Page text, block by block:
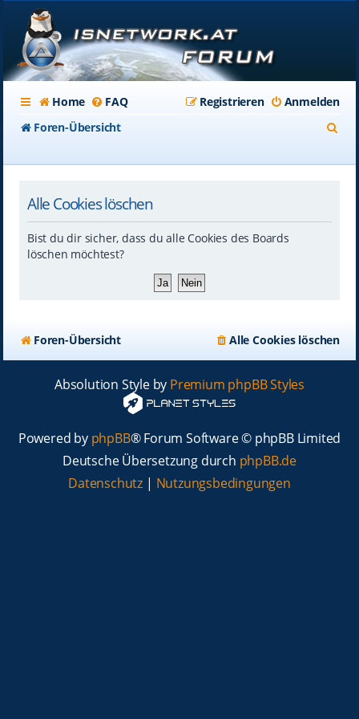
Home FAQ Anmelden
Registrieren
Foren-Übersicht
Alle Cookies löschen
Bist du dir sicher, dass du alle Cookies des Boards
löschen möchtest?
Foren-Übersicht Alle Cookies löschen
Absolution Style by Premium phpBB Styles
Powered by phpBB® Forum Software © phpBB Limited
Deutsche Übersetzung durch phpBB.de
Datenschutz | Nutzungsbedingungen